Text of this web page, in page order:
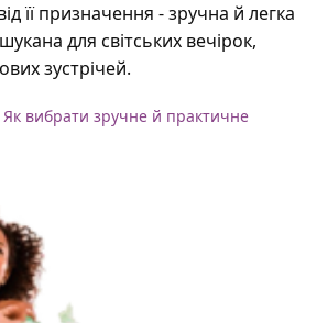
її призначення - зручна й легка
для світських вечірок,
зустрічей.
Як вибрати зручне й практичне